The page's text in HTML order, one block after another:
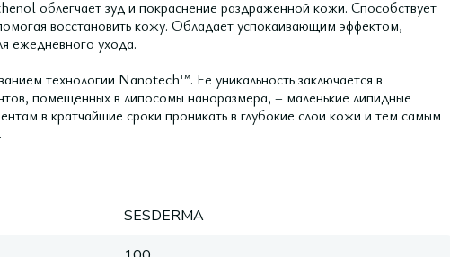
облегчает зуд и покраснение раздраженной кожи. Способствует
восстановить кожу. Обладает успокаивающим эффектом,
ежедневного ухода.
технологии Nanotech™. Ее уникальность заключается в
помещенных в липосомы наноразмера, – маленькие липидные
в кратчайшие сроки проникать в глубокие слои кожи и тем самым
SESDERMA